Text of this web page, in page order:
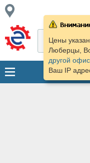
Цены
Люберцы,
другой офис
Ваш IP